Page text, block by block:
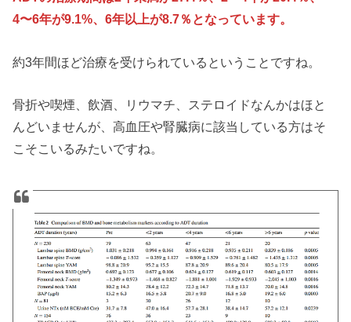
4〜6年が9.1%、6年以上が8.7％となっています。
約3年間ほど治療を受けられているということですね。
骨折や喫煙、飲酒、リウマチ、ステロイドなんかはほと
んどいませんが、高血圧や腎臓病に該当している方はそ
こそこいるみたいですね。